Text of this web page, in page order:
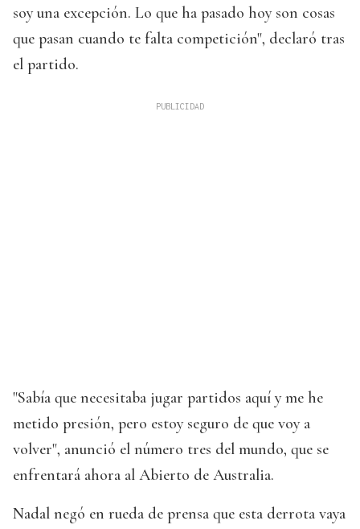
soy una excepción. Lo que ha pasado hoy son cosas
que pasan cuando te falta competición", declaró tras
el partido.
"Sabía que necesitaba jugar partidos aquí y me he
metido presión, pero estoy seguro de que voy a
volver", anunció el número tres del mundo, que se
enfrentará ahora al Abierto de Australia.
Nadal negó en rueda de prensa que esta derrota vaya